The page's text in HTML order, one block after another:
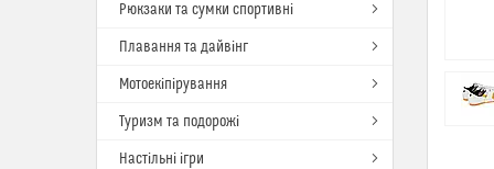
Рюкзаки та сумки спортивні
Плавання та дайвінг
Мотоекіпірування
Туризм та подорожі
Настільні ігри